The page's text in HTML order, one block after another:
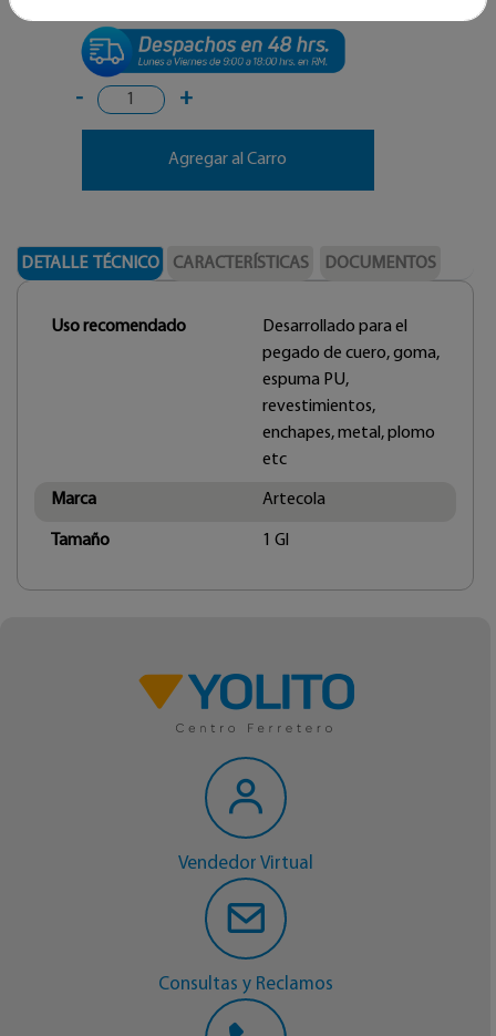
- +
Agregar al Carro
DETALLE TÉCNICO CARACTERÍSTICAS DOCUMENTOS
Uso recomendado
Desarrollado para el
pegado de cuero, goma,
espuma PU,
revestimientos,
enchapes, metal, plomo
etc
Marca Artecola
Tamaño 1 Gl
Vendedor Virtual
Consultas y Reclamos